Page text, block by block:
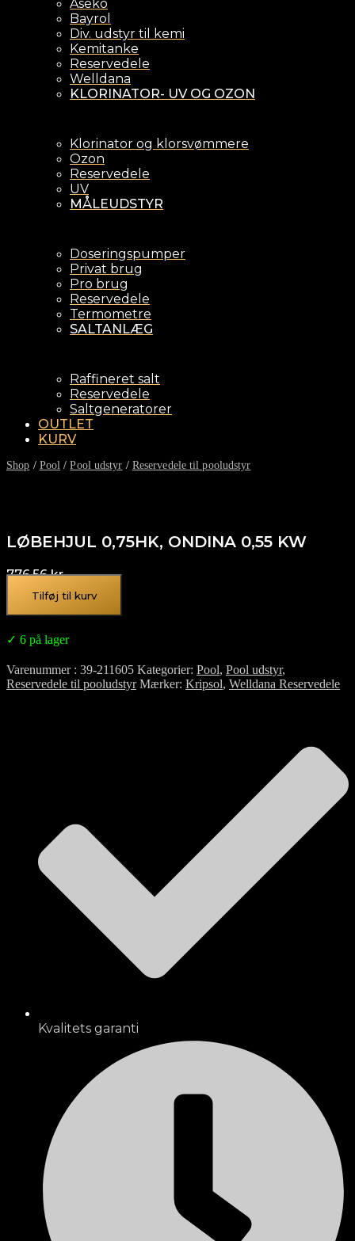
Aseko
Bayrol
Div. udstyr til kemi
Kemitanke
Reservedele
Welldana
KLORINATOR- UV OG OZON
Klorinator og klorsvømmere
Ozon
Reservedele
UV
MÅLEUDSTYR
Doseringspumper
Privat brug
Pro brug
Reservedele
Termometre
SALTANLÆG
Raffineret salt
Reservedele
Saltgeneratorer
OUTLET
KURV
Shop / Pool /Pool udstyr / Reservedele til pooludstyr
LØBEHJUL 0,75HK, ONDINA 0,55 KW
776,56kr.
Tilføj til kurv
✓ 6 på lager
Varenummer 39-211605 Kategorier Pool, Pool udstyr,
Reservedele til pooludstyr Mærker Kripsol, Welldana Reservedele
Kvalitets garanti